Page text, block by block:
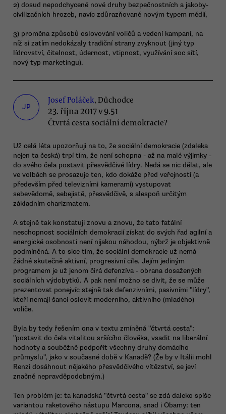
2) dosud nepodchycené nové druhy bezpečnostních a jakoby-
civilizačních hrozeb, navíc zdůrazňované novým typem médií,
3) proměna způsobů oslovování voličů a vedení kampaní, na
níž si zatím nedokázaly tradiční strany zvyknout (jiný typ
lídrovství, čitelnost, údernost, vtipnost, využívání soc sítí,
nový typ marketingu).
JP
Josef Poláček, Důchodce
23. října 2017 v 9.51
Čtvrtá cesta sociální demokracie?
Už celá léta upozorňuji na to, že sociální demokracie (zdaleka
nejen ta česká) trpí tím, že není schopna - až na malé výjimky -
do svého čela postavit přesvědčivé lídry. Nedá se nic dělat, ale
ve volbách se prosazuje ten, kdo dokáže před veřejností (a
především před televizními kamerami) vystupovat
sebevědomě, sebejistě, přesvědčivě, s alespoň určitým
základním charizmatem.
A stejně tak konstatuji znovu a znovu, že tato fatální
neschopnost sociálních demokracií získat do svých řad agilní a
energické osobnosti není nijakou náhodou, nýbrž je objektivně
podmíněná. A to sice tím, že sociální demokracie už nemá
žádné skutečně aktivní, progresivní cíle. Jejím jediným
programem je už jenom čirá defenzíva - obrana dosažených
sociálních výdobytků. A pak není možno se divit, že se může
prezentovat ponejvíc stejně tak defenzivními, pasivními "lídry",
kteří nemají šanci oslovit moderního, aktivního (mladého)
voliče.
Byla by tedy řešením ona v textu zmíněná "čtvrtá cesta":
"postavit do čela vitalitou sršícího člověka, vsadit na liberální
hodnoty a souběžně podpořit všechny druhy domácího
průmyslu", jako v současné době v Kanadě? (Že by v Itálii mohl
Renzi dosáhnout nějakého přesvědčivého vítězství, se jeví
značně nepravděpodobným.)
Ten problém je: ta kanadská "čtvrtá cesta" se zdá daleko spíše
variantou raketového nástupu Marcona, snad i Obamy: ten